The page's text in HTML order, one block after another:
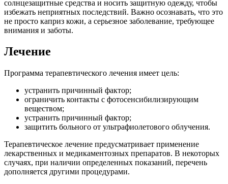
солнцезащитные средства и носить защитную одежду, чтобы
избежать неприятных последствий. Важно осознавать, что это
не просто каприз кожи, а серьезное заболевание, требующее
внимания и заботы.
Лечение
Программа терапевтического лечения имеет цель:
устранить причинный фактор;
ограничить контакты с фотосенсибилизирующим
веществом;
устранить причинный фактор;
защитить больного от ультрафиолетового облучения.
Терапевтическое лечение предусматривает применение
лекарственных и медикаментозных препаратов. В некоторых
случаях, при наличии определенных показаний, перечень
дополняется другими процедурами.